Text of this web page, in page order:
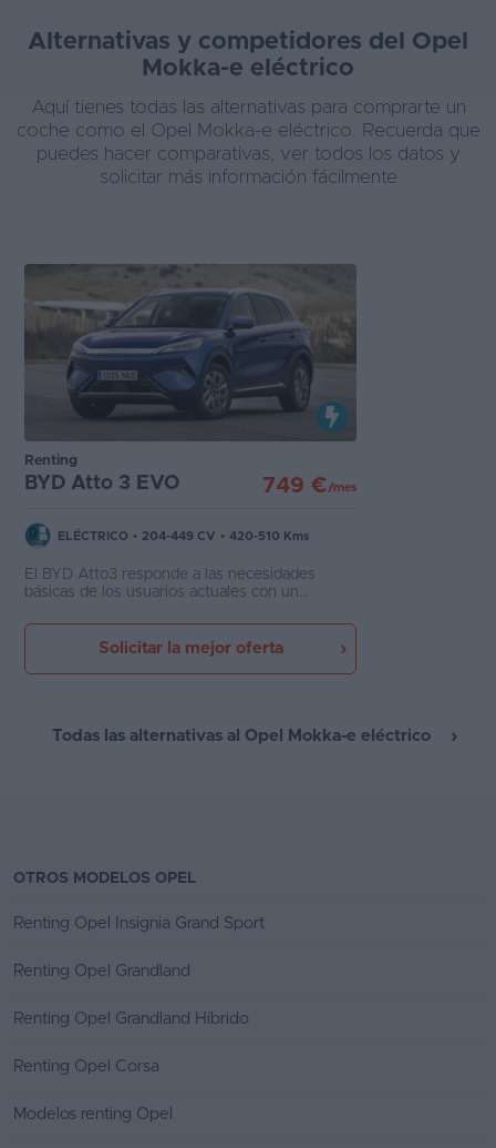
Alternativas y competidores del Opel
Mokka-e eléctrico
Aquí tienes todas las alternativas para comprarte un
coche como el Opel Mokka-e eléctrico. Recuerda que
puedes hacer comparativas, ver todos los datos y
solicitar más información fácilmente
Renting
BYD Atto 3 EVO 749 €/mes
ELÉCTRICO • 204-449 CV • 420-510 Kms
El BYD Atto3 responde a las necesidades
básicas de los usuarios actuales con un
equipado y de buenas prestaciones. La batería
de 74,8 kWh es suficiente para no tener que
Solicitar la mejor oferta
Todas las alternativas al Opel Mokka-e eléctrico
OTROS MODELOS OPEL
Renting Opel Insignia Grand Sport
Renting Opel Grandland
Renting Opel Grandland Híbrido
Renting Opel Corsa
Modelos renting Opel